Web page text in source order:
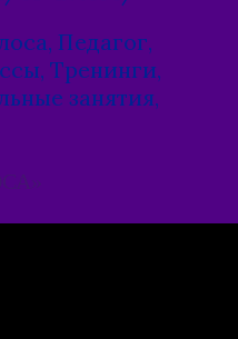
Педагог,
Тренинги,
занятия,